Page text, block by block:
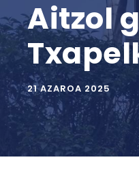
Aitzol
21 AZAROA 2025